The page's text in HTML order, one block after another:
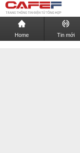
Home Tin mới